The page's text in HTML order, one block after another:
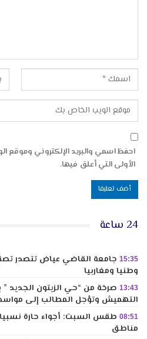
احفظ اسمي والبريد الإلكتروني وموقع
الأولى التي أعلق فيها.
24 ساعة
15:35
وطنيا ومغاربيا
13:43 صرخة من “حي الزيتون
التهميش وتؤجل المطالب إلى مواسم
08:51 طقس السبت: أجواء حارة
مناطق